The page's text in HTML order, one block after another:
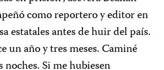
como reportero y editor en
estatales antes de huir del país.
un año y tres meses. Caminé
Si me hubiesen